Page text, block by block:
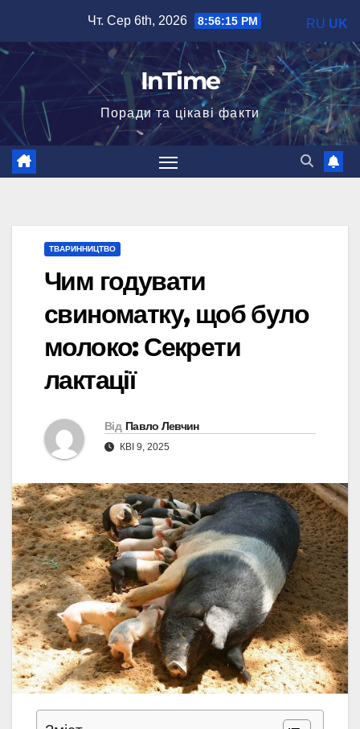
вмісту
Чт. Сер 6th, 2026 8:56:16 PM
InTime
Поради та цікаві факти
ТВАРИННИЦТВО
Чим годувати
свиноматку, щоб було
молоко: Секрети
лактації
Від Павло Левчин
КВІ 9, 2025
RU UK